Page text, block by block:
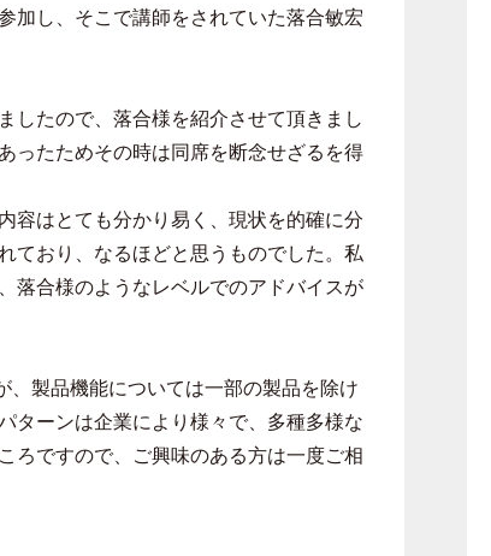
加し、そこで講師をされていた落合敏宏
したので、落合様を紹介させて頂きまし
ったためその時は同席を断念せざるを得
容はとても分かり易く、現状を的確に分
ており、なるほどと思うものでした。私
落合様のようなレベルでのアドバイスが
、製品機能については一部の製品を除け
ターンは企業により様々で、多種多様な
ろですので、ご興味のある方は一度ご相